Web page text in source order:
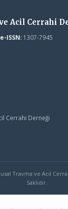
Acil Cerrahi
e-ISSN:1307-7945
Cerrahi Derneği
Travma ve Acil
Saklıdır.